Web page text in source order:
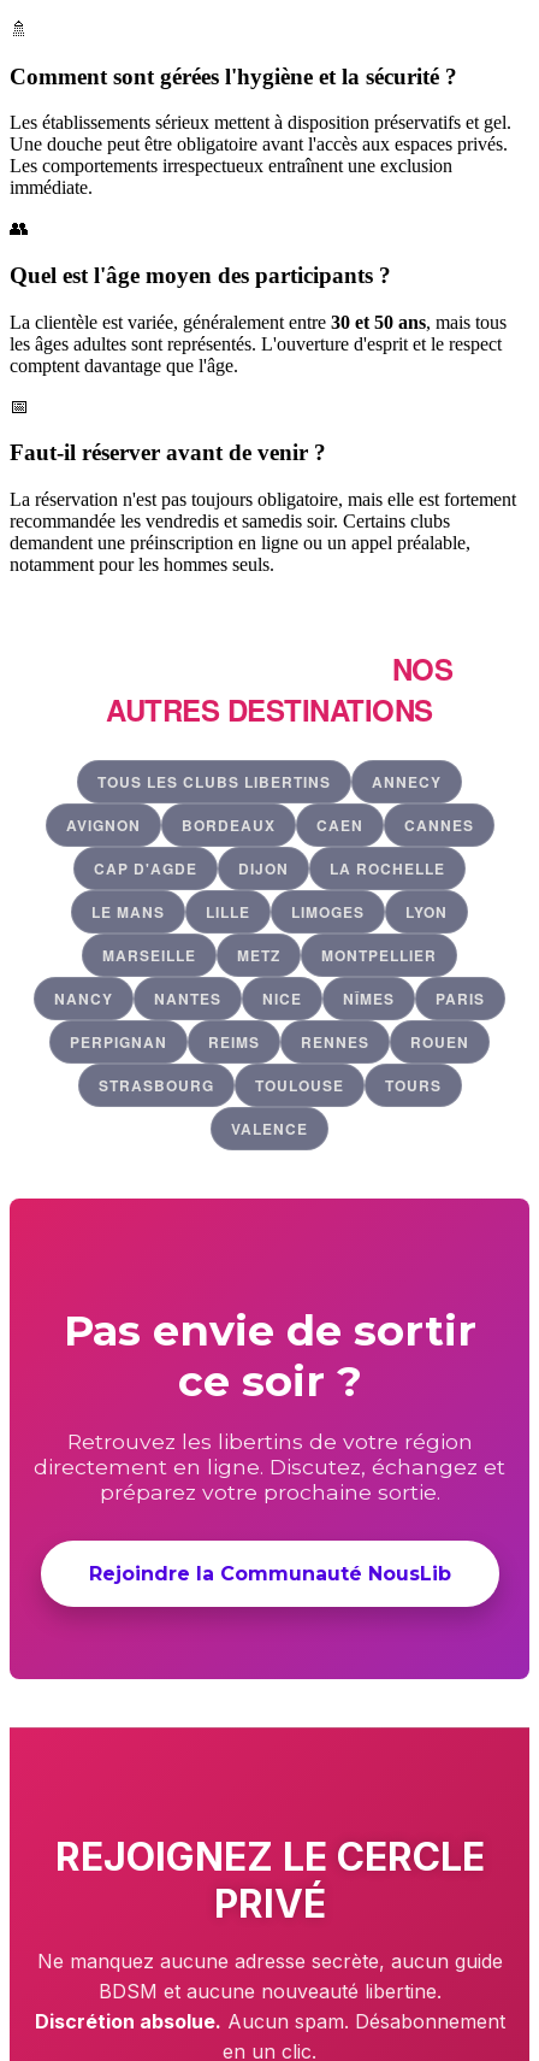
🚿
Comment sont gérées l'hygiène et la sécurité ?
Les établissements sérieux mettent à disposition préservatifs et gel.
Une douche peut être obligatoire avant l'accès aux espaces privés.
Les comportements irrespectueux entraînent une exclusion
immédiate.
👥
Quel est l'âge moyen des participants ?
La clientèle est variée, généralement entre 30 et 50 ans, mais tous
les âges adultes sont représentés. L'ouverture d'esprit et le respect
comptent davantage que l'âge.
📅
Faut-il réserver avant de venir ?
La réservation n'est pas toujours obligatoire, mais elle est fortement
recommandée les vendredis et samedis soir. Certains clubs
demandent une préinscription en ligne ou un appel préalable,
notamment pour les hommes seuls.
NOS
AUTRES DESTINATIONS
TOUS LES CLUBS LIBERTINS
ANNECY
AVIGNON
BORDEAUX CAEN
CANNES
CAP D'AGDE
DIJON
LA ROCHELLE
LE MANS
LILLE LIMOGES
LYON
MARSEILLE
METZ
MONTPELLIER
NANCY
NANTES NICE NÎMES
PARIS
PERPIGNAN
REIMS RENNES
ROUEN
STRASBOURG
TOULOUSE
TOURS
VALENCE
Pas envie de sortir
ce soir ?
Retrouvez les libertins de votre région
directement en ligne. Discutez, échangez et
préparez votre prochaine sortie.
Rejoindre la Communauté NousLib
REJOIGNEZ LE CERCLE
PRIVÉ
Ne manquez aucune adresse secrète, aucun guide
BDSM et aucune nouveauté libertine.
Discrétion absolue. Aucun spam. Désabonnement
en un clic.